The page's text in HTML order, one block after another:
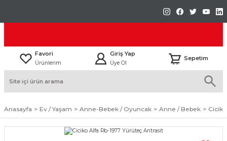
Favori
Ürünlerim
Giriş Yap
Üye Ol
Sepetim
Anasayfa Ev / Yaşam Anne-Bebek / Oyuncak Anne / Bebek